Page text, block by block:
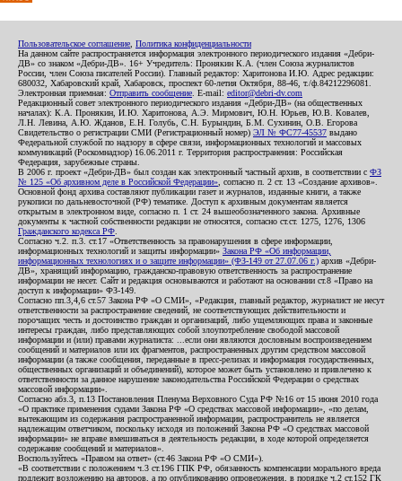
Пользовательское соглашение Политика конфиденциальности
На данном сайте распространяется информация электронного периодического издания «Дебри-
ДВ» со знаком «Дебри-ДВ». 16+ Учредитель: Пронякин К.А. (член Союза журналистов
России, член Союза писателей России). Главный редактор: Харитонова И.Ю. Адрес редакции:
680032, Хабаровский край, Хабаровск, проспект 60-летия Октября, 88-46, т./ф.84212296081.
Электронная приемная: Отправить сообщение . E-mail: editor@debri-dv.com
Редакционный совет электронного периодического издания «Дебри-ДВ» (на общественных
началах): К.А. Пронякин, И.Ю. Харитонова, А.Э. Мирмович, Ю.Н. Юрьев, Ю.В. Ковалев,
Л.Н. Левина, А.Ю. Жданов, Е.Н. Голубь, С.Н. Бурындин, Б.М. Сухинин, О.В. Егорова
Свидетельство о регистрации СМИ (Регистрационный номер) ЭЛ № ФС77-45537 выдано
Федеральной службой по надзору в сфере связи, информационных технологий и массовых
коммуникаций (Роскомнадзор) 16.06.2011 г. Территория распространения: Российская
Федерация, зарубежные страны.
В 2006 г. проект «Дебри-ДВ» был создан как электронный частный архив, в соответствии с ФЗ
№ 125 «Об архивном деле в Российской Федерации» , согласно п. 2 ст. 13 «Создание архивов».
Основной фонд архива составляют публикации газет и журналов, изданные книги, а также
рукописи по дальневосточной (РФ) тематике. Доступ к архивным документам является
открытым в электронном виде, согласно п. 1 ст. 24 вышеобозначенного закона. Архивные
документы к частной собственности редакции не относятся, согласно ст.ст. 1275, 1276, 1306
Гражданского кодекса РФ
Согласно ч.2. п.3. ст.17 «Ответственность за правонарушения в сфере информации,
информационных технологий и защиты информации» Закона РФ «Об информации,
информационных технологиях и о защите информации» (ФЗ-149 от 27.07.06 г.) архив «Дебри-
ДВ», хранящий информацию, гражданско-правовую ответственность за распространение
информации не несет. Сайт и редакция основываются и работают на основании ст.8 «Право на
доступ к информации» ФЗ-149.
Согласно пп.3,4,6 ст.57 Закона РФ «О СМИ», «Редакция, главный редактор, журналист не несут
ответственности за распространение сведений, не соответствующих действительности и
порочащих честь и достоинство граждан и организаций, либо ущемляющих права и законные
интересы граждан, либо представляющих собой злоупотребление свободой массовой
информации и (или) правами журналиста: ...если они являются дословным воспроизведением
сообщений и материалов или их фрагментов, распространенных другим средством массовой
информации (а также сообщения, переданные в пресс-релизах и информация государственных,
общественных организаций и объединений), которое может быть установлено и привлечено к
ответственности за данное нарушение законодательства Российской Федерации о средствах
массовой информации».
Согласно абз.3, п.13 Постановления Пленума Верховного Суда РФ №16 от 15 июня 2010 года
«О практике применения судами Закона РФ «О средствах массовой информации», «по делам,
вытекающим из содержания распространенной информации, распространитель не является
надлежащим ответчиком, поскольку исходя из положений Закона РФ «О средствах массовой
информации» не вправе вмешиваться в деятельность редакции, в ходе которой определяется
содержание сообщений и материалов».
Воспользуйтесь «Правом на ответ» (ст.46 Закона РФ «О СМИ»).
«В соответствии с положением ч.3 ст.196 ГПК РФ, обязанность компенсации морального вреда
подлежит возложению на авторов, а по опубликованию опровержения, в порядке ч.2 ст.152 ГК